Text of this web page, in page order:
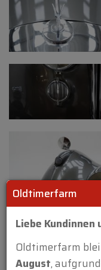
Oldtimerfarm
Liebe Kundinnen
Oldtimerfarm
August,